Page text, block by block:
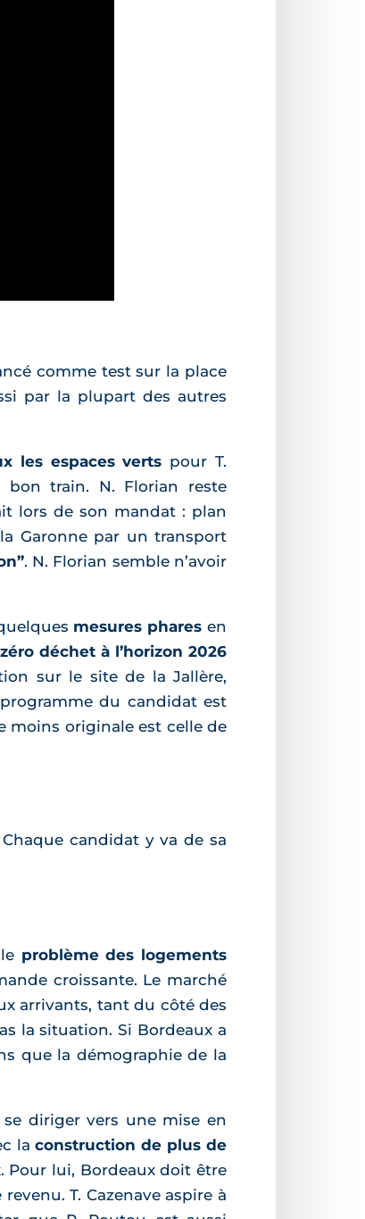
comme test sur la place
par la plupart des autres
les espaces verts pour T.
train. N. Florian reste
lors de son mandat : plan
Garonne par un transport
. N. Florian semble n’avoir
mesures phares en
déchet à l’horizon 2026
sur le site de la Jallère,
du candidat est
moins originale est celle de
Chaque candidat y va de sa
problème des logements
croissante. Le marché
arrivants, tant du côté des
la situation. Si Bordeaux a
que la démographie de la
diriger vers une mise en
laconstruction de plus de
Pour lui, Bordeaux doit être
T. Cazenave aspire à